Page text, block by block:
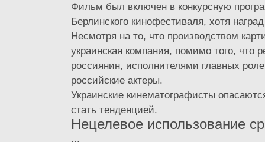
Фильм был включен в конкурсную
Берлинского кинофестиваля, хотя
Несмотря на то, что производством
украинская компания, помимо того, что
россиянин, исполнителями главных
российские актеры.
Украинские кинематографисты
стать тенденцией.
Нецелевое использование
...